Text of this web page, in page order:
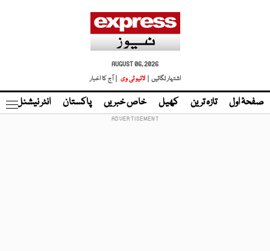
AUGUST 06, 2026
اشتہار لگائیں |
لائیو ٹی وی | آج کا اخبار
صفحۂ اول تازہ ترین کھیل خاص خبریں پاکستان انٹر نیشنل